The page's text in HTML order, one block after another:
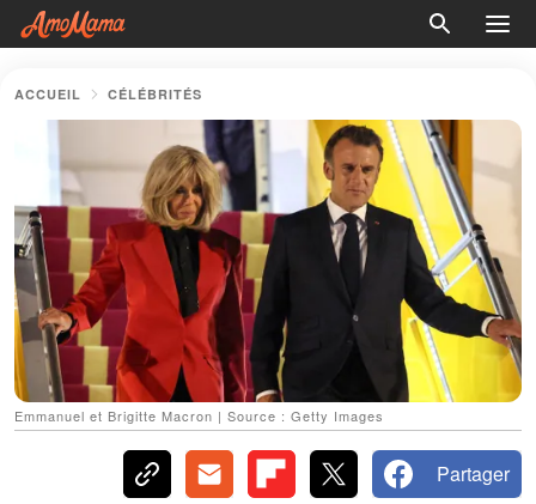
ACCUEIL CÉLÉBRITÉS
Emmanuel et Brigitte Macron | Source : Getty Images
Partager